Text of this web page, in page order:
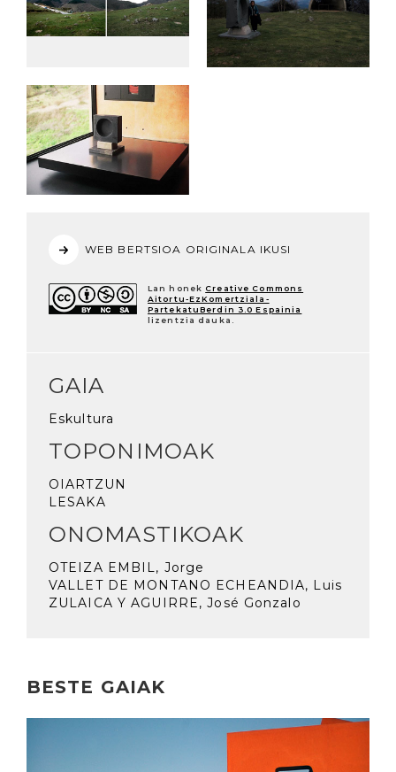
WEB BERTSIOA ORIGINALA IKUSI
Lan honek Creative Commons
Aitortu-EzKomertziala-
PartekatuBerdin 3.0 Espainia
lizentzia dauka.
GAIA
Eskultura
TOPONIMOAK
OIARTZUN
LESAKA
ONOMASTIKOAK
OTEIZA EMBIL, Jorge
VALLET DE MONTANO ECHEANDIA, Luis
ZULAICA Y AGUIRRE, José Gonzalo
BESTE GAIAK